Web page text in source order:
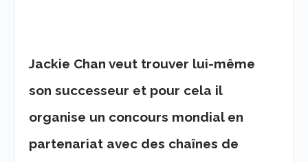
Jackie Chan veut trouver lui-même
son successeur et pour cela il
organise un concours mondial en
partenariat avec des chaînes de